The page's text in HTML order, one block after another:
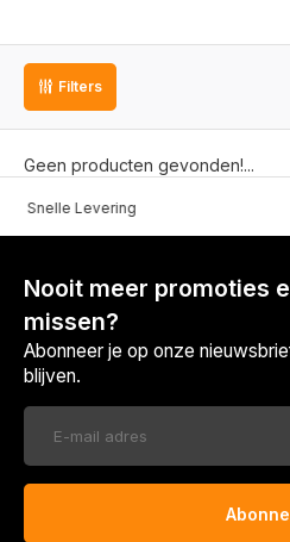
Filters
Geen producten gevonden!...
Levering
Nooit meer promoties
missen?
Abonneer je op onze
blijven.